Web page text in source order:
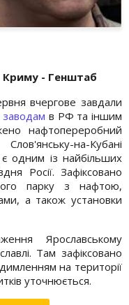
Криму - Генштаб
вчергове завдали
в РФ та іншим
нафтопереробний
на-Кубані
одним із найбільших
Росії. Зафіксовано
парку з нафтою,
а також установки
Ярославському
Там зафіксовано
на території
уточнюється.